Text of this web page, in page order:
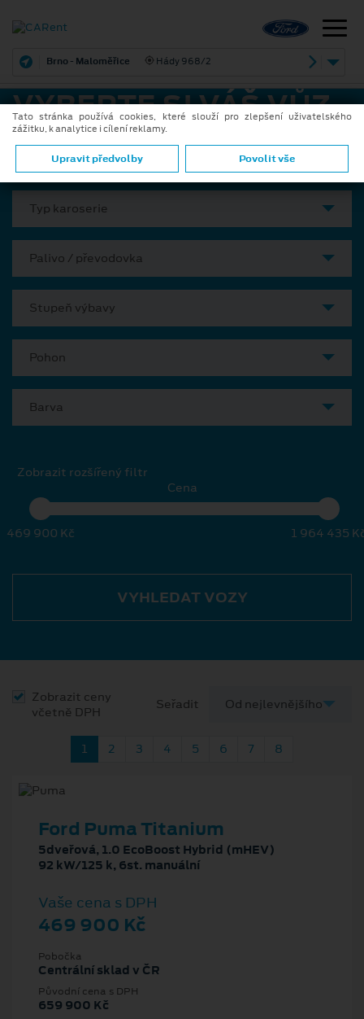
Brno - Maloměřice Hády 968/2
VYBERTE SI VÁŠ VŮZ
Model
Typ karoserie
Palivo / převodovka
Stupeň výbavy
Pohon
Barva
Zobrazit rozšířený filtr
Cena
469 900 Kč 1 964 435
VYHLEDAT VOZY
Zobrazit ceny
včetně DPH
Seřadit
1 2 3 4 5 6 7 8
Ford Puma Titanium
5dveřová, 1.0 EcoBoost Hybrid (mHEV)
92 kW/125 k, 6st. manuální
Vaše cena s DPH
469 900 Kč
Pobočka
Centrální sklad v ČR
Původní cena s DPH
659 900 Kč
Tato stránka používá cookies, které slouží pro zlepšení uživatelského
zážitku, k analytice i cílení reklamy.
Upravit předvolby Povolit vše